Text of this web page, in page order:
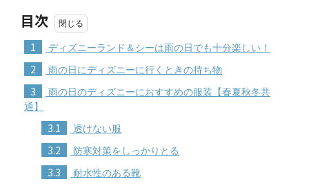
目次
1 ディズニーランド＆シーは雨の日でも十分楽しい！
2 雨の日にディズニーに行くときの持ち物
3
雨の日のディズニーにおすすめの服装【春夏秋冬共
通】
3.1 透けない服
3.2 防寒対策をしっかりとる
3.3 耐水性のある靴